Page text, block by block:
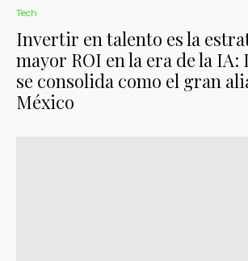
Tech
Invertir en talento es la
mayor ROI en la era de la
se consolida como el gran
México